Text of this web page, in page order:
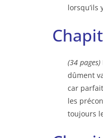
lorsqu’ils
(34 pages)
dûment
car
les
toujours